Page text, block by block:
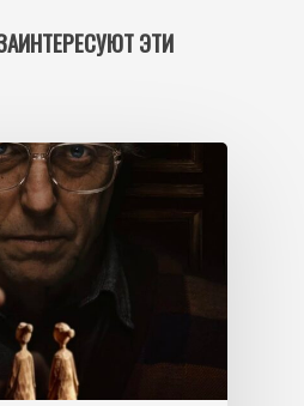
ЭТИ